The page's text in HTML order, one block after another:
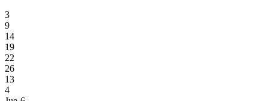
3
9
14
19
22
26
13
4